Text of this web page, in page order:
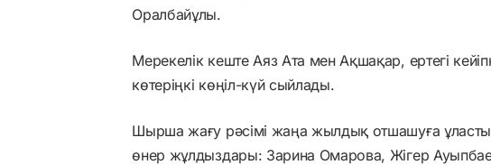
Оралбайұлы.
Мерекелік кеште Аяз Ата мен Ақшақар, ертегі
көтеріңкі көңіл-күй сыйлады.
Шырша жағу рәсімі жаңа жылдық отшашуға
өнер жұлдыздары: Зарина Омарова, Жігер